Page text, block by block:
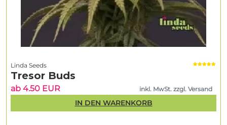
Linda Seeds
Tresor Buds
ab 4.50 EUR inkl. MwSt. zzgl. Versand
IN DEN WARENKORB